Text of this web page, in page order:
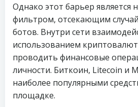
Однако этот барьер является
фильтром, отсекающим
ботов. Внутри сети
использованием
проводить финансовые
личности. Биткоин, Litecoin и
наиболее популярными
площадке.